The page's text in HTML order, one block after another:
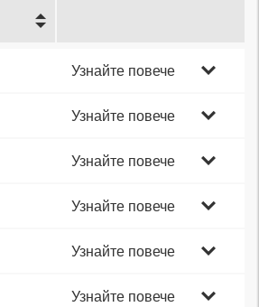
Узнайте повече
Узнайте повече
Узнайте повече
Узнайте повече
Узнайте повече
Узнайте повече